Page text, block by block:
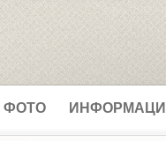
ФОТО